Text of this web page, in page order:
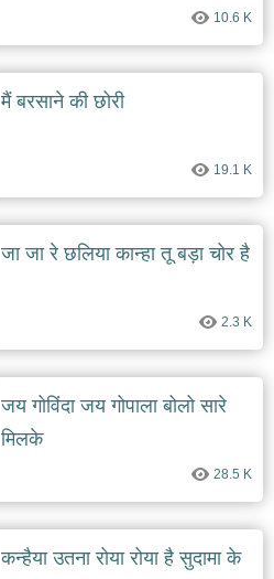
10.6 K
मैं बरसाने की छोरी
19.1 K
जा जा रे छलिया कान्हा तू बड़ा चोर है
2.3 K
जय गोविंदा जय गोपाला बोलो सारे
मिलके
28.5 K
कन्हैया उतना रोया रोया है सुदामा के